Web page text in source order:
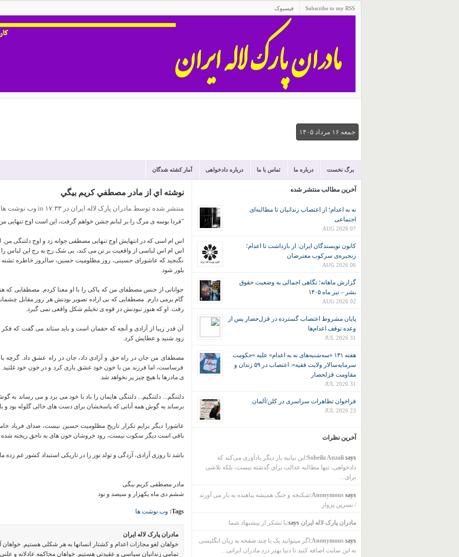
Subscribe to my RSS فیسبوک
جمعه ۱۶ مرداد ۱۴۰۵
برگ نخست درباره ما تماس با ما درباره دادخواهی آمار کشته شدگان
نوشته اي از مادر مصطفي كريم بيگي
منتشر شده توسط مادران پارک لاله ایران در ۱۷:۳۳ in وب نوشت ها
"فردا بوسه ی مرگ را بر لبانم جشن خواهم گرفت، این است اوج تنهایی
اس ام اسی که در انتهایش اوج تنهایی مصطفی جوانه زد و اوج دلتنگی
اس ام اس لباسی از واقعیت بر تن می کند، بی شک رج به رج این لباس را
نگنجید که عاشورای حسینی، روز مظلومیت حسین، سالروز خاطره تشنه
بلور شود.
جوانانی از جنس مصطفای من که پاکی را با او معنا کردم. مصطفایی
گام برمی دارم. مصطفایی که بی اراده تصویر بودنش هر روز مقابل
رفت. او که هنوز نبودنش در قوه ی تخیلم شکل واقعی نمی گیرد.
آن قدر زیبا از آزادی و آنچه که حقمان است و باید ستاند می گفت که
زود شنید و عطایش کرد.
مصطفای من جان در راه حق و آزادی داد، جان در راه عشق داد.
فرساست، اما فرزند من با خون خود عشق بازی کرد و در خون خود غلتید.
ی مادرها با هیچ چیز پر نخواهد شد.
دلتنگم... دلتنگیم... دلتنگی هایمان را باد با خود می برد و می رساند
برساند به گوش همه آنانی که پاسخشان برای دست های خالی گلوله بود و
عاشورا دیگر برایم تکرار تاریخ مظلومیت حسین نیست، صدای
باقی است دیگر سکوت نیست، رود خروشان خون های به ناحق ریخته
باشد تا روزی آزادی، آزدگی و تولد نور را در تاریکی استبداد کشور غم
مادر مصطفی کریم بیگی
ششم دی ماه یکهزار و سیصد و نود
Tags: وب نوشت ها
مادران پارک لاله ایران
خواهان لغو مجازات اعدام و کشتار انسانها به هر شکلی هستیم.
تمامی زندانیان سیاسی و عقیدتی هستیم. خواهان محاکمه عادلانه و
آخرین مطالب منتشر شده
نه به اعدام؛ از اعتصاب زندانیان تا مطالبه‌ای
اجتماعی
07 AUG 2026
کانون نويسندگان ايران: از بازداشت تا اعدام؛
زنجیره‌ی سرکوب معترضان
06 AUG 2026
گزارش ماهانه؛ نگاهی اجمالی به وضعیت حقوق
بشر – تیر ماه ۱۴۰۵
02 AUG 2026
پایان مشروط اعتصاب گسترده در قزل‌حصار پس از
وعده توقف اعدام‌ها
31 JUL 2026
هفته ۱۳۱ «سه‌شنبه‌های نه به اعدام» علیه «حکومت
سرمایه‌سالار ولایت فقیه»: اعتصاب در ۵۹ زندان و
مقاومت قزلحصار
31 JUL 2026
فراخوان تظاهرات سراسری در کلن/آلمان
23 JUL 2026
آخرین نظرات
Soheila Anzalisays:
این بیانیه بار دیگر یادآوری می‌کند که
دادخواهی، تنها مطالبه عدالت برای گذشته نیست، بلکه تلاشی
برای...
Anonymoussays:
شکنجه و جنگ همیشه پناهنده به بار می آورند
/ نسرین پرواز
مادران پارک لاله ایران says: با تشکر از پیشنهاد شما.
Anonymoussays:
اگر میتوانید یک یا چند صفحه به زبان انگلیسی
به این سایت اضافه کنید تا دنیا بهتر درد مادران ایرانی...